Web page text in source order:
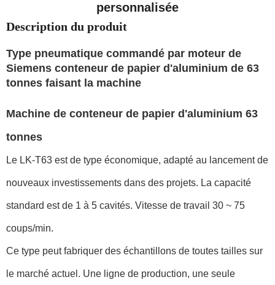
personnalisée
Description du produit
Type pneumatique commandé par moteur de
Siemens conteneur de papier d'aluminium de 63
tonnes faisant la machine
Machine de conteneur de papier d'aluminium 63
tonnes
Le LK-T63 est de type économique, adapté au lancement de
nouveaux investissements dans des projets. La capacité
standard est de 1 à 5 cavités. Vitesse de travail 30 ~ 75
coups/min.
Ce type peut fabriquer des échantillons de toutes tailles sur
le marché actuel. Une ligne de production, une seule